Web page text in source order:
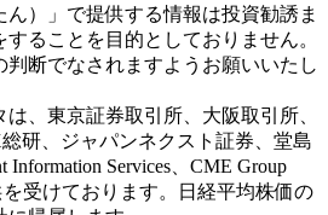
）」で提供する情報は投資勧誘ま
ることを目的としておりません。
断でなされますようお願いいたし
、東京証券取引所、大阪取引所、
研、ジャパンネクスト証券、堂島
Information Services、CME Group
受けております。日経平均株価の